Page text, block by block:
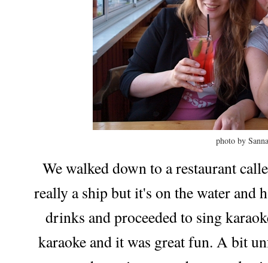
photo by Sanna
We walked down to a restaurant
really a ship but it's on the water and
drinks and proceeded to sing
karaoke and it was great fun. A bit